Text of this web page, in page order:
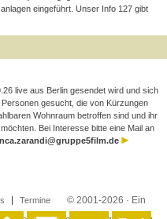
eingeführt. Unser Info 127 gibt
live aus Berlin gesendet wird und sich
gesucht, die von Kürzungen
Wohnraum betroffen sind und ihr
Bei Interesse bitte eine Mail an
Termine
© 2001-2026 · Ein